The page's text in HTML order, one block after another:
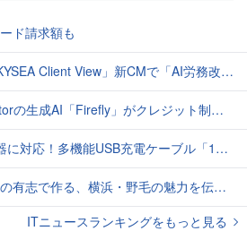
ド請求額も
「AI労務改善」をアピール 働き方をAIが分析したら「すぐに休んで」と言われる？
クレジット制を導入し有料プランでも画像生成枚数が制限されるように
充電ケーブル「10in1オクトパスケーブル」【カリスマ店長の一押し】
志で作る、横浜・野毛の魅力を伝えるCM
ITニュースランキングをもっと見る